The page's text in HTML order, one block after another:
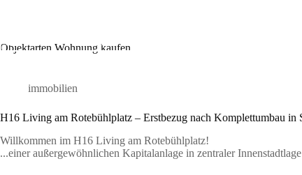
Objektarten Wohnung kaufen
immobilien
H16 Living am Rotebühlplatz – Erstbezug nach Komplettumbau in
Willkommen im H16 Living am Rotebühlplatz!
...einer außergewöhnlichen Kapitalanlage in zentraler